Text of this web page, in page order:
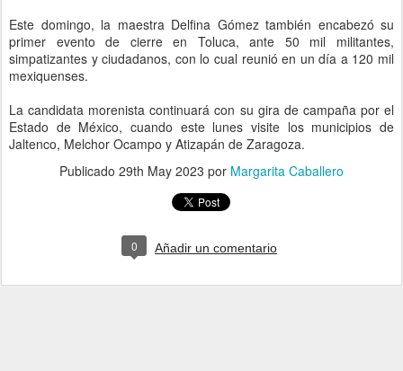
Este domingo, la maestra Delfina Gómez también encabezó su
primer evento de cierre en Toluca, ante 50 mil militantes,
simpatizantes y ciudadanos, con lo cual reunió en un día a 120 mil
mexiquenses.
La candidata morenista continuará con su gira de campaña por el
Estado de México, cuando este lunes visite los municipios de
Jaltenco, Melchor Ocampo y Atizapán de Zaragoza.
Publicado 29th May 2023 por Margarita Caballero
0 Añadir un comentario